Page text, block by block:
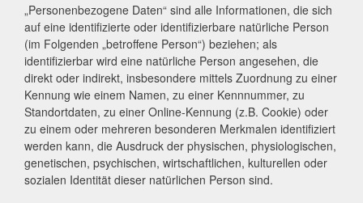
„Personenbezogene Daten“ sind alle Informationen, die sich
auf eine identifizierte oder identifizierbare natürliche Person
(im Folgenden „betroffene Person“) beziehen; als
identifizierbar wird eine natürliche Person angesehen, die
direkt oder indirekt, insbesondere mittels Zuordnung zu einer
Kennung wie einem Namen, zu einer Kennnummer, zu
Standortdaten, zu einer Online-Kennung (z.B. Cookie) oder
zu einem oder mehreren besonderen Merkmalen identifiziert
werden kann, die Ausdruck der physischen, physiologischen,
genetischen, psychischen, wirtschaftlichen, kulturellen oder
sozialen Identität dieser natürlichen Person sind.